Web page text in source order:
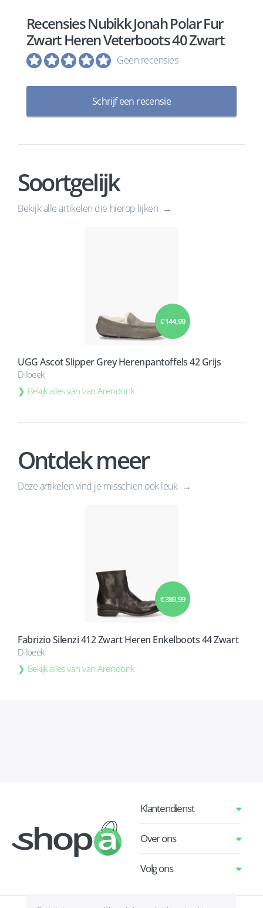
Recensies Nubikk Jonah Polar Fur
Zwart Heren Veterboots 40 Zwart
Geen recensies
Schrijf een recensie
Soortgelijk
Bekijk alle artikelen die hierop lijken
€ 144,99
UGG Ascot Slipper Grey Herenpantoffels 42 Grijs
Dilbeek
Bekijk alles van van Arendonk
€ 389,99
Fabrizio Silenzi 412 Zwart Heren Enkelboots 44 Zwart
Dilbeek
Bekijk alles van van Arendonk
Ontdek meer
Deze artikelen vind je misschien ook leuk
Klantendienst
Over ons
Volg ons